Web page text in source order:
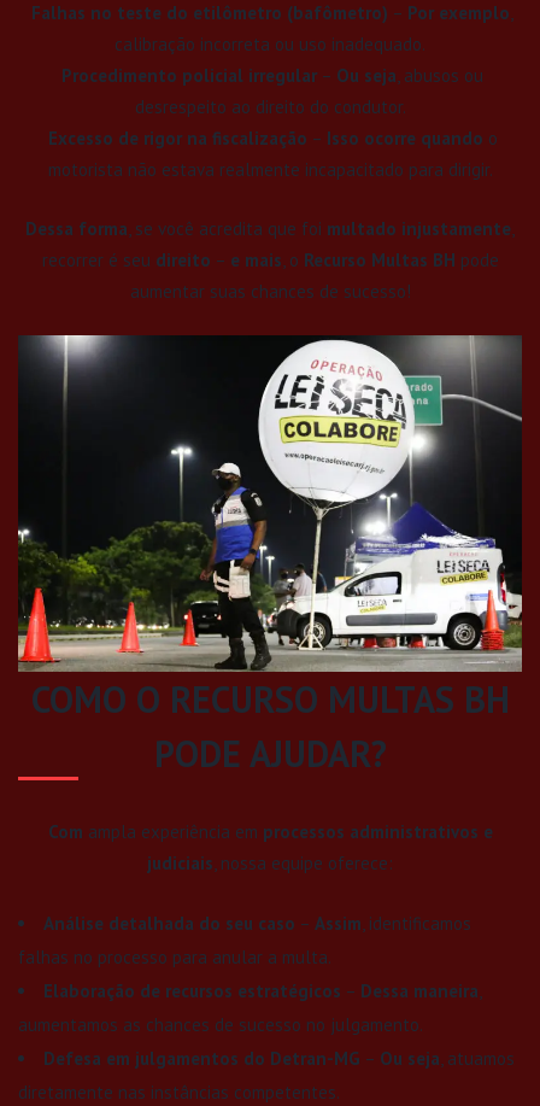
Falhas no teste do etilômetro (bafômetro) – Por exemplo,
calibração incorreta ou uso inadequado.
Procedimento policial irregular – Ou seja, abusos ou
desrespeito ao direito do condutor.
Excesso de rigor na fiscalização – Isso ocorre quando o
motorista não estava realmente incapacitado para dirigir.
Dessa forma, se você acredita que foi multado injustamente,
recorrer é seu direito – e mais, o Recurso Multas BH pode
aumentar suas chances de sucesso!
COMO O RECURSO MULTAS BH
PODE AJUDAR?
Com ampla experiência em processos administrativos e
judiciais, nossa equipe oferece:
Análise detalhada do seu caso – Assim, identificamos
falhas no processo para anular a multa.
Elaboração de recursos estratégicos – Dessa maneira,
aumentamos as chances de sucesso no julgamento.
Defesa em julgamentos do Detran-MG – Ou seja, atuamos
diretamente nas instâncias competentes.